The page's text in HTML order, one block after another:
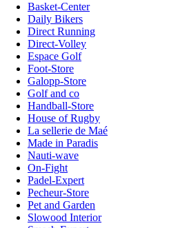
Basket-Center
Daily Bikers
Direct Running
Direct-Volley
Espace Golf
Foot-Store
Galopp-Store
Golf and co
Handball-Store
House of Rugby
La sellerie de Maé
Made in Paradis
Nauti-wave
On-Fight
Padel-Expert
Pecheur-Store
Pet and Garden
Slowood Interior